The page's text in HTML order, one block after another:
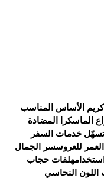
الأساس المناسب
الماسكرا المضادة
خدمات السفر
للعروسسر الجمال
لفات حجاب
اللون النحاسي